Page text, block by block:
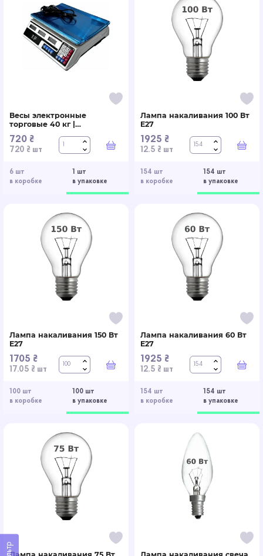
6 шт
в коробке
1 шт
в упаковке
Весы электронные
торговые 40 кг |
Пластиковые кнопки
720 ₴
720 ₴ шт В корзину
154 шт
в коробке
154 шт
в упаковке
Лампа накаливания 100 Вт
E27
1925 ₴
12.5 ₴ шт В
100 шт
в коробке
100 шт
в упаковке
Лампа накаливания 150 Вт
E27
1705 ₴
17.05 ₴ шт В корзину
154 шт
в коробке
154 шт
в упаковке
Лампа накаливания 60 Вт
E27
1925 ₴
12.5 ₴ шт В